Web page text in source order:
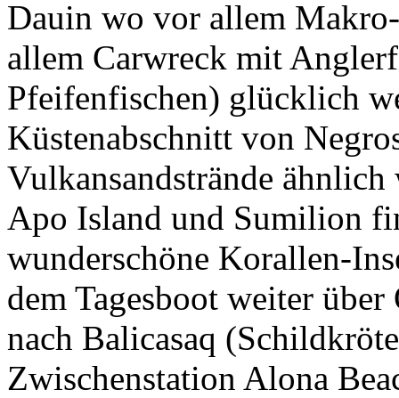
Dauin wo vor allem
allem Carwreck mit
Pfeifenfischen) glücklich
Küstenabschnitt von
Vulkansandstrände
Apo Island und Sumilion
wunderschöne Korallen-
dem Tagesboot weiter
nach Balicasaq
Zwischenstation Alona